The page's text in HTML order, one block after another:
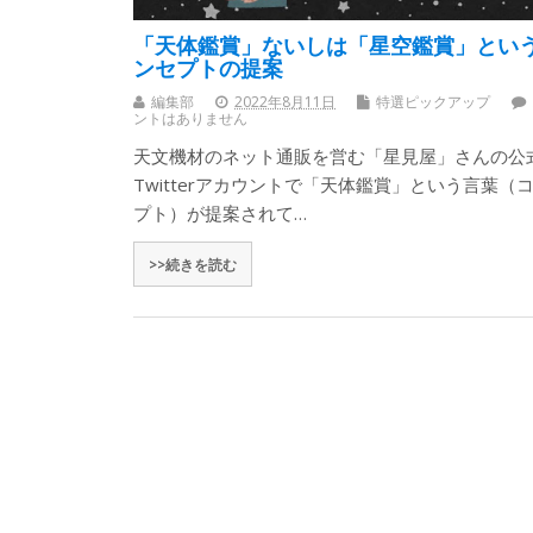
「天体鑑賞」ないしは「星空鑑賞」とい
ンセプトの提案
編集部 2022年8月11日 特選ピックアップ
ントはありません
天文機材のネット通販を営む「星見屋」さんの公
Twitterアカウントで「天体鑑賞」という言葉（
プト）が提案されて…
>>続きを読む